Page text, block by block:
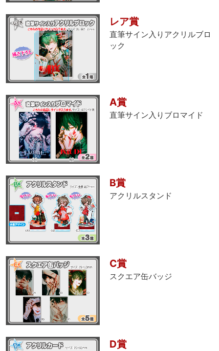
レア賞
直筆サイン入りアクリルブロ
ック
A賞
直筆サイン入りブロマイド
B賞
アクリルスタンド
C賞
スクエア缶バッジ
D賞